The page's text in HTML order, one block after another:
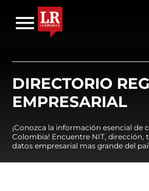
DIRECTORIO
EMPRESARIAL
¡Conozca la información esencial de
Colombia! Encuentre NIT, dirección,
datos empresarial mas grande del